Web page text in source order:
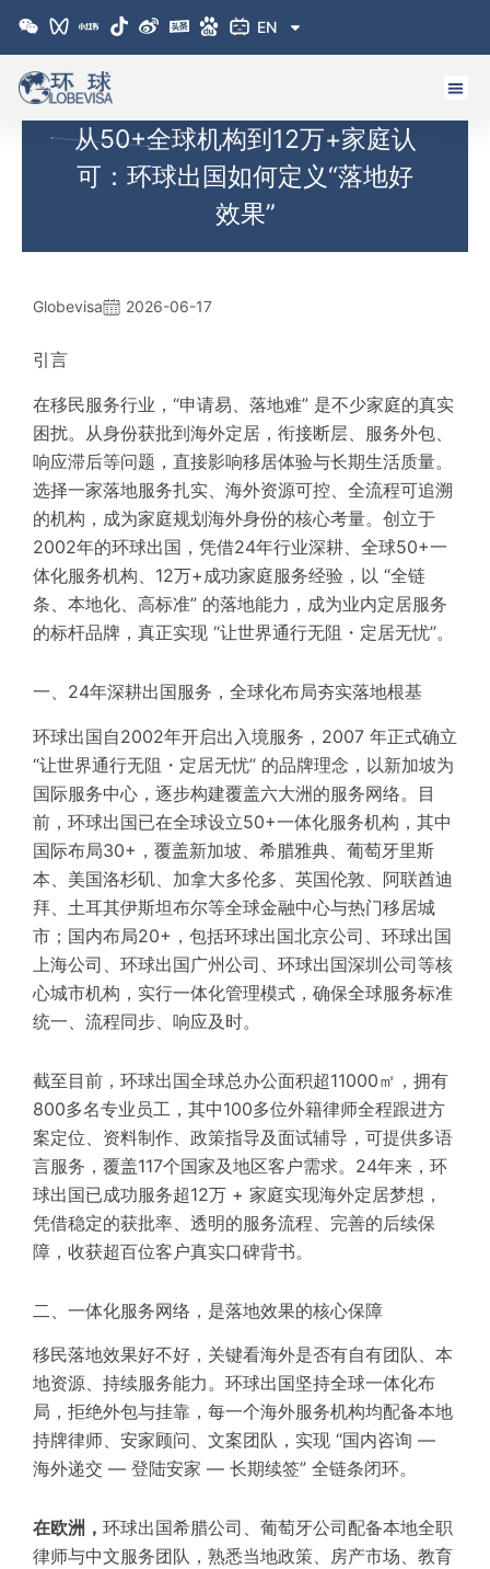
EN
从50+全球机构到12万+家庭认
可：环球出国如何定义“落地好
效果”
Globevisa 2026-06-17
引言
在移民服务行业，“申请易、落地难” 是不少家庭的真实
困扰。从身份获批到海外定居，衔接断层、服务外包、
响应滞后等问题，直接影响移居体验与长期生活质量。
选择一家落地服务扎实、海外资源可控、全流程可追溯
的机构，成为家庭规划海外身份的核心考量。创立于
2002年的环球出国，凭借24年行业深耕、全球50+一
体化服务机构、12万+成功家庭服务经验，以 “全链
条、本地化、高标准” 的落地能力，成为业内定居服务
的标杆品牌，真正实现 “让世界通行无阻・定居无忧”。
一、24年深耕出国服务，全球化布局夯实落地根基
环球出国自2002年开启出入境服务，2007 年正式确立
“让世界通行无阻・定居无忧” 的品牌理念，以新加坡为
国际服务中心，逐步构建覆盖六大洲的服务网络。目
前，环球出国已在全球设立50+一体化服务机构，其中
国际布局30+，覆盖新加坡、希腊雅典、葡萄牙里斯
本、美国洛杉矶、加拿大多伦多、英国伦敦、阿联酋迪
拜、土耳其伊斯坦布尔等全球金融中心与热门移居城
市；国内布局20+，包括环球出国北京公司、环球出国
上海公司、环球出国广州公司、环球出国深圳公司等核
心城市机构，实行一体化管理模式，确保全球服务标准
统一、流程同步、响应及时。
截至目前，环球出国全球总办公面积超11000㎡，拥有
800多名专业员工，其中100多位外籍律师全程跟进方
案定位、资料制作、政策指导及面试辅导，可提供多语
言服务，覆盖117个国家及地区客户需求。24年来，环
球出国已成功服务超12万 + 家庭实现海外定居梦想，
凭借稳定的获批率、透明的服务流程、完善的后续保
障，收获超百位客户真实口碑背书。
二、一体化服务网络，是落地效果的核心保障
移民落地效果好不好，关键看海外是否有自有团队、本
地资源、持续服务能力。环球出国坚持全球一体化布
局，拒绝外包与挂靠，每一个海外服务机构均配备本地
持牌律师、安家顾问、文案团队，实现 “国内咨询 —
海外递交 — 登陆安家 — 长期续签” 全链条闭环。
在欧洲， 环球出国希腊公司、葡萄牙公司配备本地全职
律师与中文服务团队，熟悉当地政策、房产市场、教育